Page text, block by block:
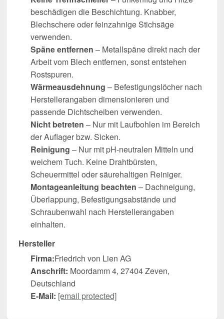
beschädigen die Beschichtung. Knabber,
Blechschere oder feinzahnige Stichsäge
verwenden.
Späne entfernen – Metallspäne direkt nach der
Arbeit vom Blech entfernen, sonst entstehen
Rostspuren.
Wärmeausdehnung – Befestigungslöcher nach
Herstellerangaben dimensionieren und
passende Dichtscheiben verwenden.
Nicht betreten – Nur mit Laufbohlen im Bereich
der Auflager bzw. Sicken.
Reinigung – Nur mit pH-neutralen Mitteln und
weichem Tuch. Keine Drahtbürsten,
Scheuermittel oder säurehaltigen Reiniger.
Montageanleitung beachten – Dachneigung,
Überlappung, Befestigungsabstände und
Schraubenwahl nach Herstellerangaben
einhalten.
Hersteller
Firma:Friedrich von Lien AG
Anschrift: Moordamm 4, 27404 Zeven,
Deutschland
E-Mail: [email protected]